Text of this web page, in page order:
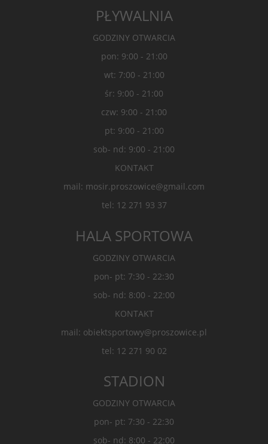
PŁYWALNIA
GODZINY OTWARCIA
pon: 9:00 - 21:00
wt: 7:00 - 21:00
śr: 9:00 - 21:00
czw: 9:00 - 21:00
pt: 9:00 - 21:00
sob- nd: 9:00 - 21:00
KONTAKT
mail: mosir.proszowice@gmail.com
tel: 12 271 93 37
HALA SPORTOWA
GODZINY OTWARCIA
pon- pt: 7:30 - 22:30
sob- nd: 8:00 - 22:00
KONTAKT
mail: obiektsportowy@proszowice.pl
tel: 12 271 90 02
STADION
GODZINY OTWARCIA
pon- pt: 7:30 - 22:30
sob- nd: 8:00 - 22:00